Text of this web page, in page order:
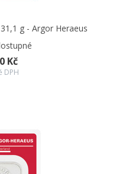
g - Argor Heraeus
Kč
DPH